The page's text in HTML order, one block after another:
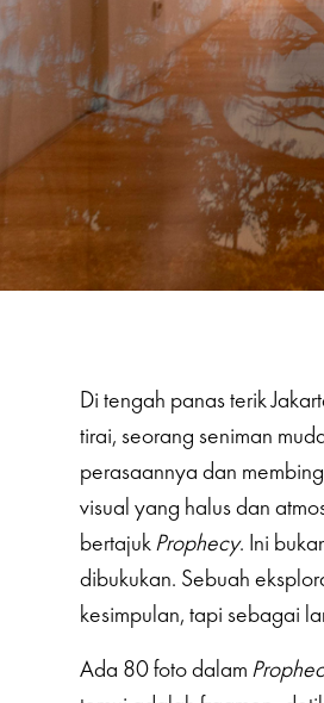
Di tengah panas terik
tirai, seorang seniman
perasaannya dan
visual yang halus dan
bertajukProphecy. Ini
dibukukan. Sebuah
kesimpulan, tapi sebagai
Ada 80 foto dalam